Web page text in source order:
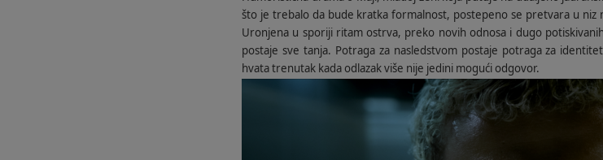
što je trebalo da bude kratka formalnost, postepeno se pretvara u niz
Uronjena u sporiji ritam ostrva, preko novih odnosa i dugo
postaje sve tanja. Potraga za nasledstvom postaje potraga za
hvata trenutak kada odlazak više nije jedini mogući odgovor.